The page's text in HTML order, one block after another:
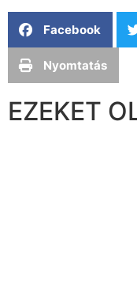
Facebook
Nyomtatás
EZEKET